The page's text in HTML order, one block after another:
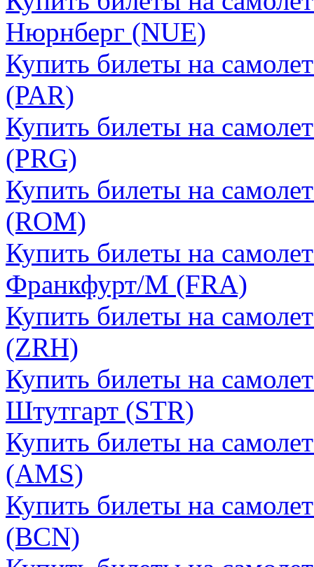
Нюрнберг (NUE)
Купить билеты на
(PAR)
Купить билеты на
(PRG)
Купить билеты на
(ROM)
Купить билеты на
Франкфурт/М (FRA)
Купить билеты на
(ZRH)
Купить билеты на
Штутгарт (STR)
Купить билеты на
(AMS)
Купить билеты на
(BCN)